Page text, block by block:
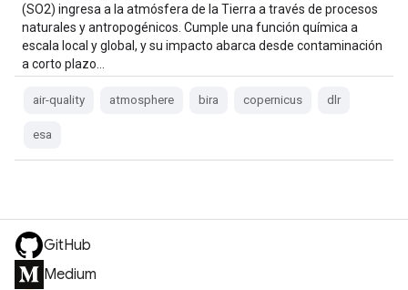
(SO2) ingresa a la atmósfera de la Tierra a través de procesos
naturales y antropogénicos. Cumple una función química a
escala local y global, y su impacto abarca desde contaminación
a corto plazo…
air-quality atmosphere bira copernicus dlr
esa
GitHub
Medium